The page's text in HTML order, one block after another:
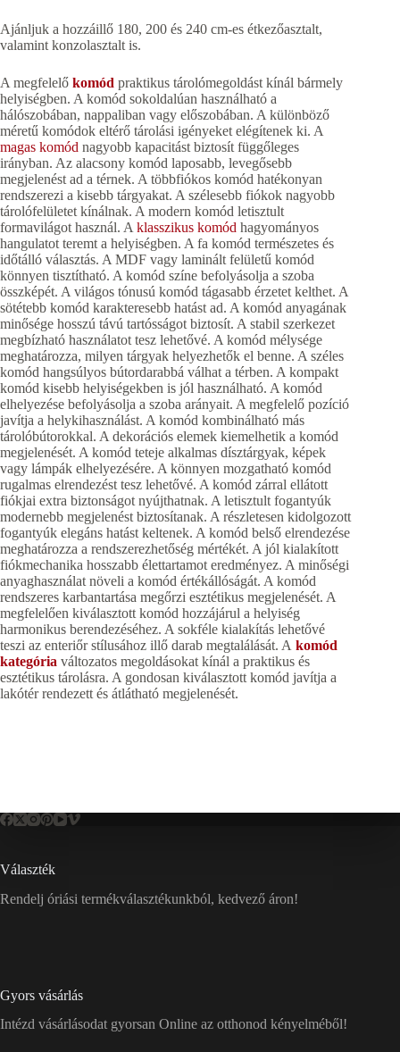
Ajánljuk a hozzáillő 180, 200 és 240 cm-es étkezőasztalt,
valamint konzolasztalt is.
A megfelelő komód praktikus tárolómegoldást kínál bármely
helyiségben. A komód sokoldalúan használható a
hálószobában, nappaliban vagy előszobában. A különböző
méretű komódok eltérő tárolási igényeket elégítenek ki. A
magas komód nagyobb kapacitást biztosít függőleges
irányban. Az alacsony komód laposabb, levegősebb
megjelenést ad a térnek. A többfiókos komód hatékonyan
rendszerezi a kisebb tárgyakat. A szélesebb fiókok nagyobb
tárolófelületet kínálnak. A modern komód letisztult
formavilágot használ. A klasszikus komód hagyományos
hangulatot teremt a helyiségben. A fa komód természetes és
időtálló választás. A MDF vagy laminált felületű komód
könnyen tisztítható. A komód színe befolyásolja a szoba
összképét. A világos tónusú komód tágasabb érzetet kelthet. A
sötétebb komód karakteresebb hatást ad. A komód anyagának
minősége hosszú távú tartósságot biztosít. A stabil szerkezet
megbízható használatot tesz lehetővé. A komód mélysége
meghatározza, milyen tárgyak helyezhetők el benne. A széles
komód hangsúlyos bútordarabbá válhat a térben. A kompakt
komód kisebb helyiségekben is jól használható. A komód
elhelyezése befolyásolja a szoba arányait. A megfelelő pozíció
javítja a helykihasználást. A komód kombinálható más
tárolóbútorokkal. A dekorációs elemek kiemelhetik a komód
megjelenését. A komód teteje alkalmas dísztárgyak, képek
vagy lámpák elhelyezésére. A könnyen mozgatható komód
rugalmas elrendezést tesz lehetővé. A komód zárral ellátott
fiókjai extra biztonságot nyújthatnak. A letisztult fogantyúk
modernebb megjelenést biztosítanak. A részletesen kidolgozott
fogantyúk elegáns hatást keltenek. A komód belső elrendezése
meghatározza a rendszerezhetőség mértékét. A jól kialakított
fiókmechanika hosszabb élettartamot eredményez. A minőségi
anyaghasználat növeli a komód értékállóságát. A komód
rendszeres karbantartása megőrzi esztétikus megjelenését. A
megfelelően kiválasztott komód hozzájárul a helyiség
harmonikus berendezéséhez. A sokféle kialakítás lehetővé
teszi az enteriőr stílusához illő darab megtalálását. A komód
kategória változatos megoldásokat kínál a praktikus és
esztétikus tárolásra. A gondosan kiválasztott komód javítja a
lakótér rendezett és átlátható megjelenését.
Választék
Rendelj óriási termékválasztékunkból, kedvező áron!
Gyors vásárlás
Intézd vásárlásodat gyorsan Online az otthonod kényelméből!